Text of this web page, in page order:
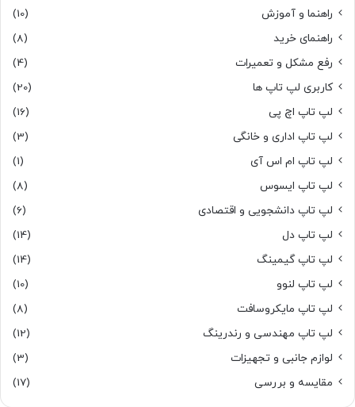
راهنما و آموزش
(10)
راهنمای خرید
(8)
رفع مشکل و تعمیرات
(4)
کاربری لپ تاپ ها
(20)
لپ تاپ اچ پی
(16)
لپ تاپ اداری و خانگی
(3)
لپ تاپ ام اس آی
(1)
لپ تاپ ایسوس
(8)
لپ تاپ دانشجویی و اقتصادی
(6)
لپ تاپ دل
(14)
لپ تاپ گیمینگ
(14)
لپ تاپ لنوو
(10)
لپ تاپ مایکروسافت
(8)
لپ تاپ مهندسی و رندرینگ
(12)
لوازم جانبی و تجهیزات
(3)
مقایسه و بررسی
(17)